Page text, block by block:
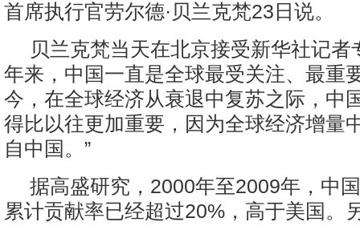
首席执行官劳尔德·贝兰克梵23日说。
贝兰克梵当天在北京接受新华社记者
年来，中国一直是全球最受关注、最重
今，在全球经济从衰退中复苏之际，中
得比以往更加重要，因为全球经济增量
自中国。”
据高盛研究，2000年至2009年，中
累计贡献率已经超过20%，高于美国。